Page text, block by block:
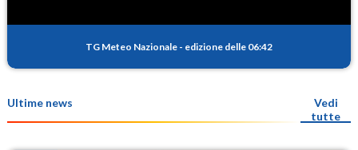
TG Meteo Nazionale - edizione delle 06:42
Ultime news
Vedi
tutte